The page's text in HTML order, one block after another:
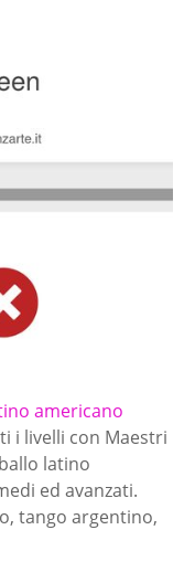
americano
i livelli con Maestri
latino
ed avanzati.
tango argentino,